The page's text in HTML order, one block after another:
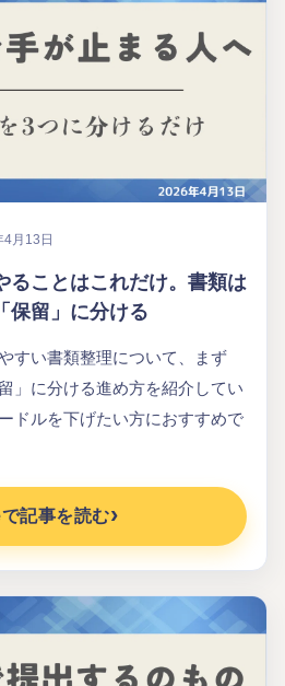
月13日
ることはこれだけ。書類は
保留」に分ける
すい書類整理について、まず
」に分ける進め方を紹介してい
ドルを下げたい方におすすめで
記事を読む